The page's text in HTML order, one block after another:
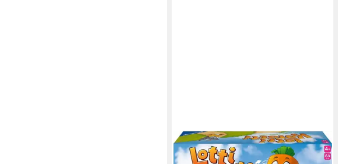
RAVENSBURGER
Spiel Lotti Karotti, Kinderspiel, Made